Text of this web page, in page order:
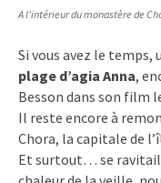
A l’intérieur du monastère de
Si vous avez le temps,
plage d’agia Anna,
Besson dans son film
Il reste encore à
Chora, la capitale de
Et surtout… se